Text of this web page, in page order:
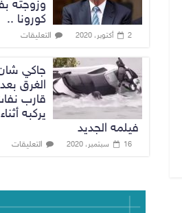
وزوجته
كورونا ..
2 أكتوبر، 2020 التعليقات
جاكي
الغرق
قارب
يركبه
فيلمه الجديد
16 سبتمبر، 2020 التعليقات